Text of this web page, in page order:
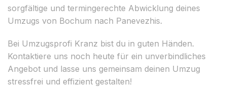
sorgfältige und termingerechte Abwicklung deines
Umzugs von Bochum nach Panevezhis.
Bei Umzugsprofi Kranz bist du in guten Händen.
Kontaktiere uns noch heute für ein unverbindliches
Angebot und lasse uns gemeinsam deinen Umzug
stressfrei und effizient gestalten!